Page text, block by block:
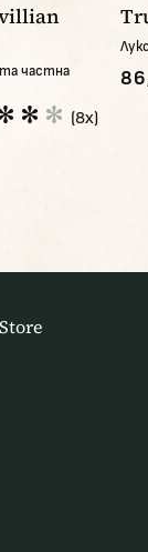
частна
(8x)